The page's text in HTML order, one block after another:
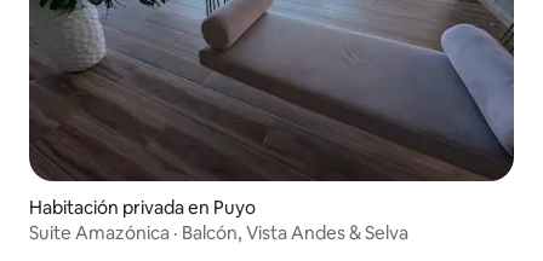
Habitación privada en Puyo
Suite Amazónica · Balcón, Vista Andes & Selva